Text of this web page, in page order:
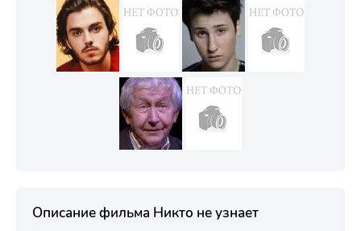
Описание фильма Никто не узнает